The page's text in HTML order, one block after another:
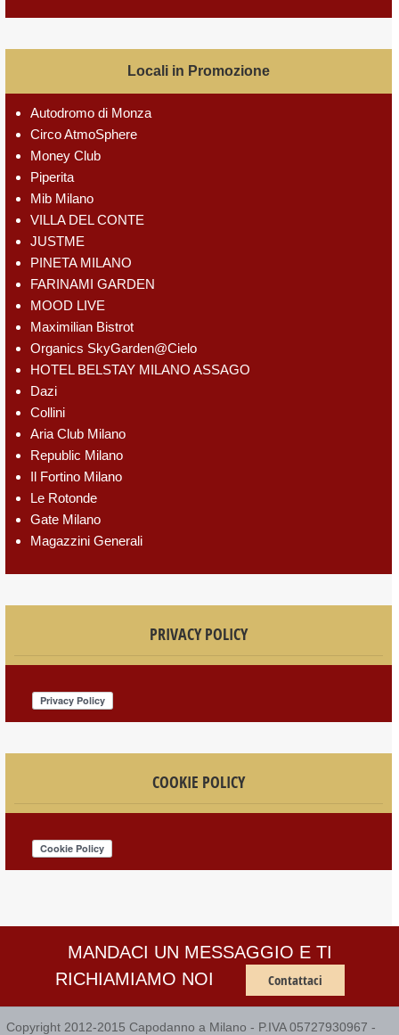
Locali in Promozione
Autodromo di Monza
Circo AtmoSphere
Money Club
Piperita
Mib Milano
VILLA DEL CONTE
JUSTME
PINETA MILANO
FARINAMI GARDEN
MOOD LIVE
Maximilian Bistrot
Organics SkyGarden@Cielo
HOTEL BELSTAY MILANO ASSAGO
Dazi
Collini
Aria Club Milano
Republic Milano
Il Fortino Milano
Le Rotonde
Gate Milano
Magazzini Generali
PRIVACY POLICY
COOKIE POLICY
MANDACI UN MESSAGGIO E TI
RICHIAMIAMO NOI
Contattaci
Copyright 2012-2015 Capodanno a Milano - P.IVA 05727930967 -